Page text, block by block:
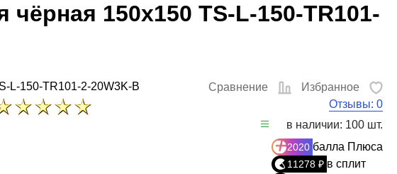
150x150 TS-L-150-TR101-
L-150-TR101-2-20W3K-B Сравнение
Избранное
Отзывы: 0
в наличии: 100 шт.
2020 балла Плюса
11278 ₽ в сплит